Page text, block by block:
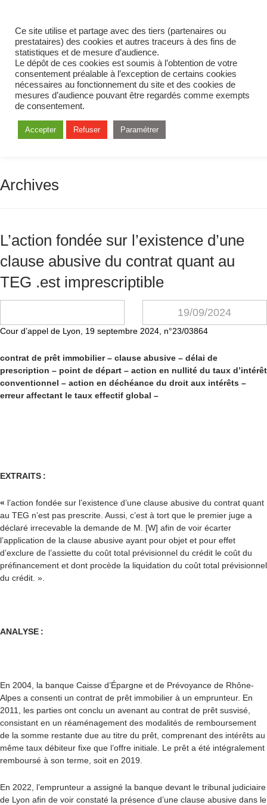
Archives
L’action fondée sur l’existence d’une
clause abusive du contrat quant au
TEG .est imprescriptible
19/09/2024
Cour d’appel de Lyon, 19 septembre 2024, n°23/03864
contrat de prêt immobilier – clause abusive – délai de
prescription – point de départ – action en nullité du taux d’intérêt
conventionnel – action en déchéance du droit aux intérêts –
erreur affectant le taux effectif global –
EXTRAITS :
« l’action fondée sur l’existence d’une clause abusive du contrat quant
au TEG n’est pas prescrite. Aussi, c’est à tort que le premier juge a
déclaré irrecevable la demande de M. [W] afin de voir écarter
l’application de la clause abusive ayant pour objet et pour effet
d’exclure de l’assiette du coût total prévisionnel du crédit le coût du
préfinancement et dont procède la liquidation du coût total prévisionnel
du crédit. ».
ANALYSE :
En 2004, la banque Caisse d’Épargne et de Prévoyance de Rhône-
Alpes a consenti un contrat de prêt immobilier à un emprunteur. En
2011, les parties ont conclu un avenant au contrat de prêt susvisé,
consistant en un réaménagement des modalités de remboursement
de la somme restante due au titre du prêt, comprenant des intérêts au
même taux débiteur fixe que l’offre initiale. Le prêt a été intégralement
remboursé à son terme, soit en 2019.
En 2022, l’emprunteur a assigné la banque devant le tribunal judiciaire
de Lyon afin de voir constaté la présence d’une clause abusive dans le
Ce site utilise et partage avec des tiers (partenaires ou
prestataires) des cookies et autres traceurs à des fins de
statistiques et de mesure d’audience.
Le dépôt de ces cookies est soumis à l’obtention de votre
consentement préalable à l’exception de certains cookies
nécessaires au fonctionnement du site et des cookies de
mesures d’audience pouvant être regardés comme exempts
de consentement.
Accepter Refuser Paramétrer